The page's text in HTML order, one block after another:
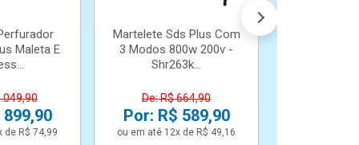
Maleta E
de R$ 74,99
Martelete Sds Plus Com
3 Modos 800w 200v -
Shr263k...
De: R$ 664,90
Por: R$ 589,90
ou em até 12x de R$ 49,16